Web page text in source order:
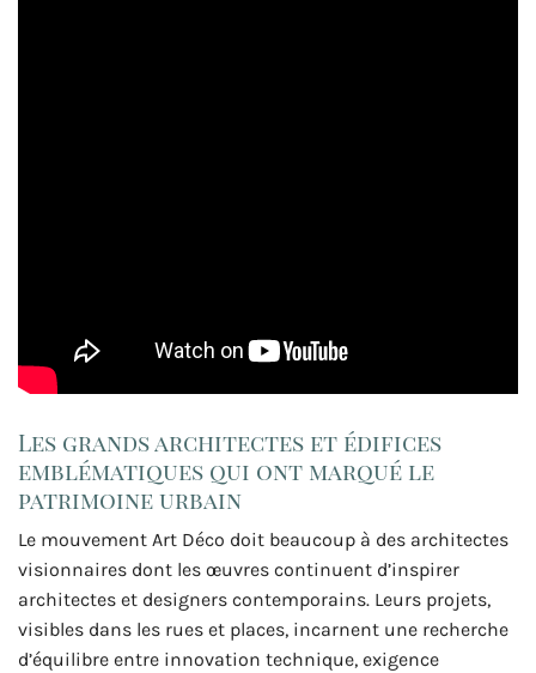
Les grands architectes et édifices
emblématiques qui ont marqué le
patrimoine urbain
Le mouvement Art Déco doit beaucoup à des architectes
visionnaires dont les œuvres continuent d’inspirer
architectes et designers contemporains. Leurs projets,
visibles dans les rues et places, incarnent une recherche
d’équilibre entre innovation technique, exigence